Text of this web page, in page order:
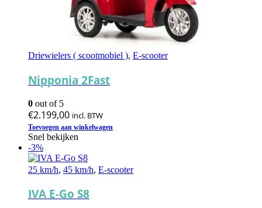
Driewielers ( scootmobiel ), E-scooter
Nipponia 2Fast
0 out of 5
€2.199,00 incl. BTW
Toevoegen aan winkelwagen
Snel bekijken
-3%
25 km/h, 45 km/h, E-scooter
IVA E-Go S8